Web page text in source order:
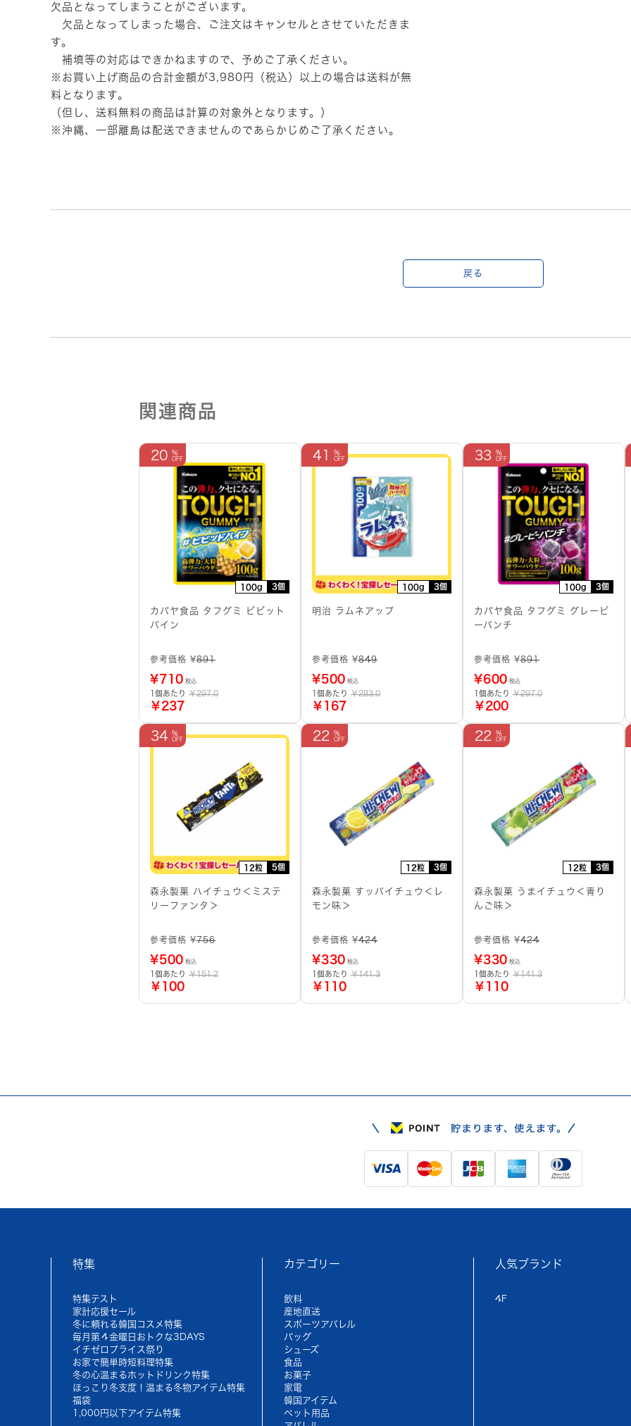
欠品となってしまうことがございます。
欠品となってしまった場合、ご注文はキャンセルとさせていただきま
す。
補填等の対応はできかねますので、予めご了承ください。
※お買い上げ商品の合計金額が3,980円（税込）以上の場合は送料が無
料となります。
（但し、送料無料の商品は計算の対象外となります。）
※沖縄、一部離島は配送できませんのであらかじめご了承ください。
戻る
関連商品
100g 3個
20
カバヤ食品 タフグミ ビビット
パイン
参考価格 ¥891
¥710 税込
1個あたり ￥297.0
￥237
100g 3個
41
明治 ラムネアップ
参考価格 ¥849
¥500 税込
1個あたり ￥283.0
￥167
100g 3個
33
カバヤ食品 タフグミ グレーピ
ーパンチ
参考価格 ¥891
¥600 税込
1個あたり ￥297.0
￥200
12粒 5個
34
森永製菓 ハイチュウ＜ミステ
リーファンタ＞
参考価格 ¥756
¥500 税込
1個あたり ￥151.2
￥100
12粒 3個
22
森永製菓 すッパイチュウ＜レ
モン味＞
参考価格 ¥424
¥330 税込
1個あたり ￥141.3
￥110
12粒 3個
22
森永製菓 うまイチュウ＜青り
んご味＞
参考価格 ¥424
¥330 税込
1個あたり ￥141.3
￥110
特集
特集テスト
家計応援セール
冬に頼れる韓国コスメ特集
毎月第４金曜日おトクな3DAYS
イチゼロプライス祭り
お家で簡単時短料理特集
冬の心温まるホットドリンク特集
ほっこり冬支度！温まる冬物アイテム特集
福袋
1,000円以下アイテム特集
カテゴリー
飲料
産地直送
スポーツアパレル
バッグ
シューズ
食品
お菓子
家電
韓国アイテム
ペット用品
人気ブランド
4F